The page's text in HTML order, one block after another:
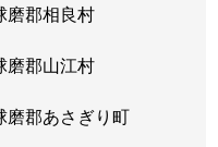
磨郡相良村
磨郡山江村
磨郡あさぎり町